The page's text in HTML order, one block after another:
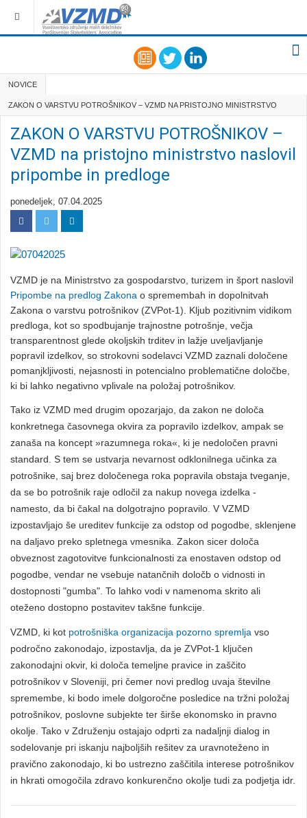
NOVICE
ZAKON O VARSTVU POTROŠNIKOV – VZMD NA PRISTOJNO MINISTRSTVO
ZAKON O VARSTVU POTROŠNIKOV –
VZMD na pristojno ministrstvo naslovil
pripombe in predloge
ponedeljek, 07.04.2025
VZMD je na Ministrstvo za gospodarstvo, turizem in šport naslovil
Pripombe na predlog Zakona o spremembah in dopolnitvah
Zakona o varstvu potrošnikov (ZVPot-1). Kljub pozitivnim vidikom
predloga, kot so spodbujanje trajnostne potrošnje, večja
transparentnost glede okoljskih trditev in lažje uveljavljanje
popravil izdelkov, so strokovni sodelavci VZMD zaznali določene
pomanjkljivosti, nejasnosti in potencialno problematične določbe,
ki bi lahko negativno vplivale na položaj potrošnikov.
Tako iz VZMD med drugim opozarjajo, da zakon ne določa
konkretnega časovnega okvira za popravilo izdelkov, ampak se
zanaša na koncept »razumnega roka«, ki je nedoločen pravni
standard. S tem se ustvarja nevarnost odklonilnega učinka za
potrošnike, saj brez določenega roka popravila obstaja tveganje,
da se bo potrošnik raje odločil za nakup novega izdelka -
namesto, da bi čakal na dolgotrajno popravilo. V VZMD
izpostavljajo še ureditev funkcije za odstop od pogodbe, sklenjene
na daljavo preko spletnega vmesnika. Zakon sicer določa
obveznost zagotovitve funkcionalnosti za enostaven odstop od
pogodbe, vendar ne vsebuje natančnih določb o vidnosti in
dostopnosti "gumba". To lahko vodi v namenoma skrito ali
oteženo dostopno postavitev takšne funkcije.
VZMD, ki kot potrošniška organizacija pozorno spremlja vso
področno zakonodajo, izpostavlja, da je ZVPot-1 ključen
zakonodajni okvir, ki določa temeljne pravice in zaščito
potrošnikov v Sloveniji, pri čemer novi predlog uvaja številne
spremembe, ki bodo imele dolgoročne posledice na tržni položaj
potrošnikov, poslovne subjekte ter širše ekonomsko in pravno
okolje. Tako v Združenju ostajajo odprti za nadaljnji dialog in
sodelovanje pri iskanju najboljših rešitev za uravnoteženo in
pravično zakonodajo, ki bo ustrezno zaščitila interese potrošnikov
in hkrati omogočila zdravo konkurenčno okolje tudi za podjetja idr.